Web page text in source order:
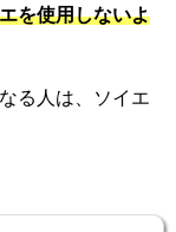
を使用しないよ
る人は、ソイエ